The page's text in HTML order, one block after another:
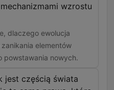
wzrostu
dlaczego ewolucja
elementów
powstawania nowych.
jest częścią świata